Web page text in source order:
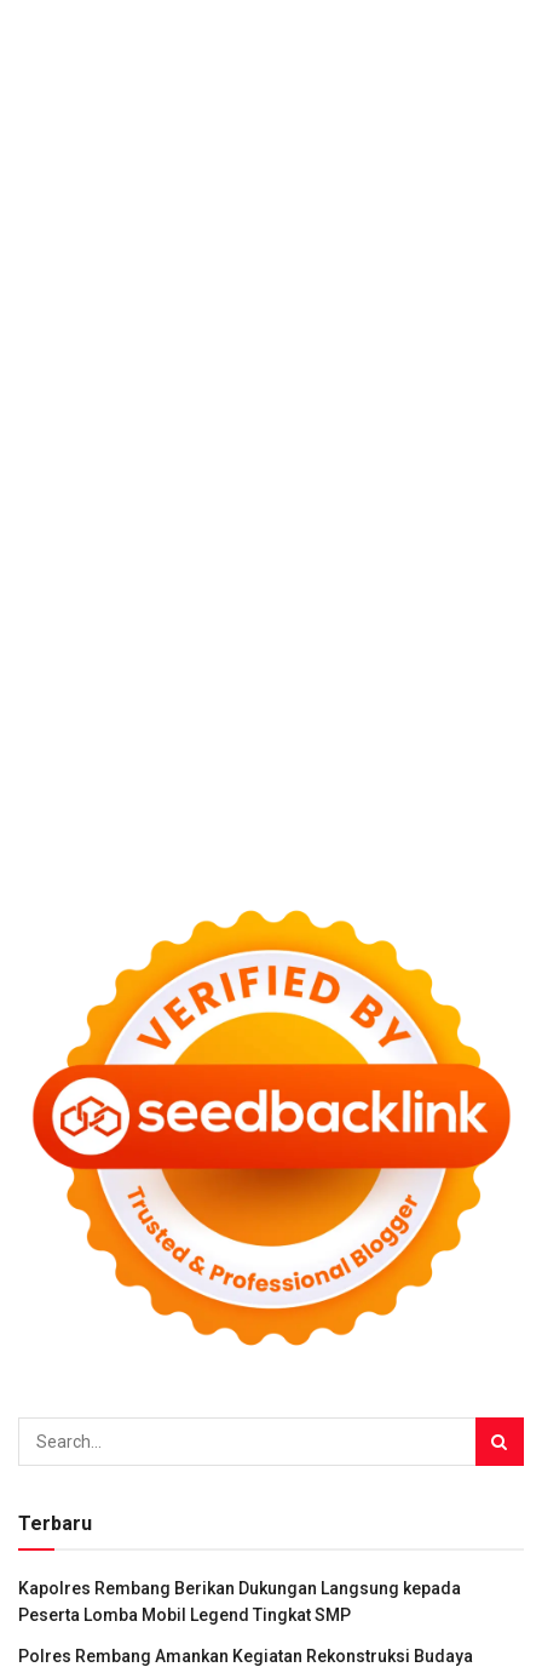
Terbaru
Kapolres Rembang Berikan Dukungan Langsung kepada
Peserta Lomba Mobil Legend Tingkat SMP
Polres Rembang Amankan Kegiatan Rekonstruksi Budaya